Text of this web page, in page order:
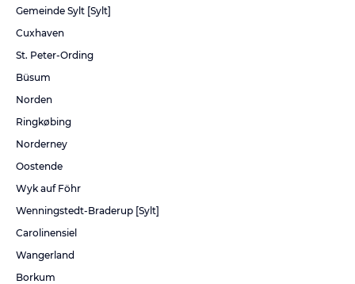
Gemeinde Sylt [Sylt]
Cuxhaven
St. Peter-Ording
Büsum
Norden
Ringkøbing
Norderney
Oostende
Wyk auf Föhr
Wenningstedt-Braderup [Sylt]
Carolinensiel
Wangerland
Borkum